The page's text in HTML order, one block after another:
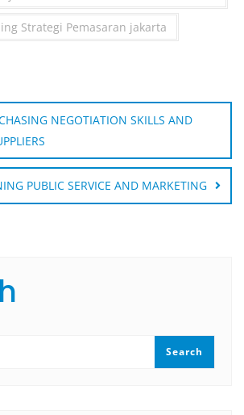
Strategi Pemasaran jakarta
NEGOTIATION SKILLS AND
PUBLIC SERVICE AND MARKETING